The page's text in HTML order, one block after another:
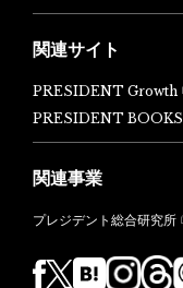
関連サイト
PRESIDENT Growth
PRESIDENT BOOKS
関連事業
プレジデント総合研究所